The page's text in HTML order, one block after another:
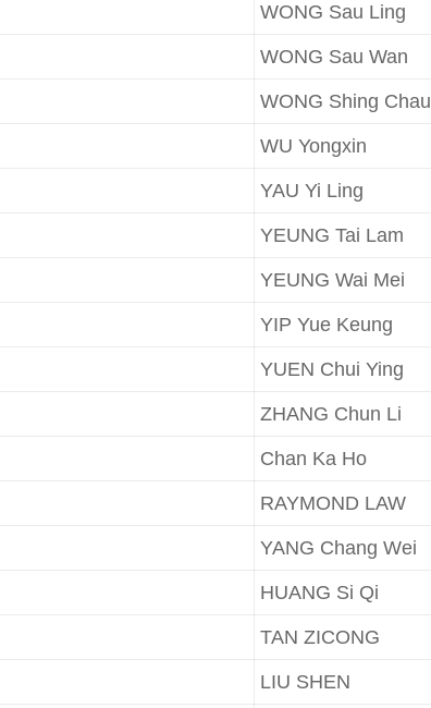
WONG Sau Ling
WONG Sau Wan
WONG Shing Chau
WU Yongxin
YAU Yi Ling
YEUNG Tai Lam
YEUNG Wai Mei
YIP Yue Keung
YUEN Chui Ying
ZHANG Chun Li
Chan Ka Ho
RAYMOND LAW
YANG Chang Wei
HUANG Si Qi
TAN ZICONG
LIU SHEN